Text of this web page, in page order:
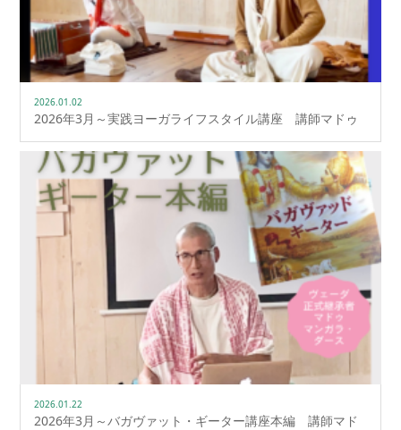
2026.01.02
2026年3月～実践ヨーガライフスタイル講座 講師マドゥ
2026.01.22
2026年3月～バガヴァット・ギーター講座本編 講師マド